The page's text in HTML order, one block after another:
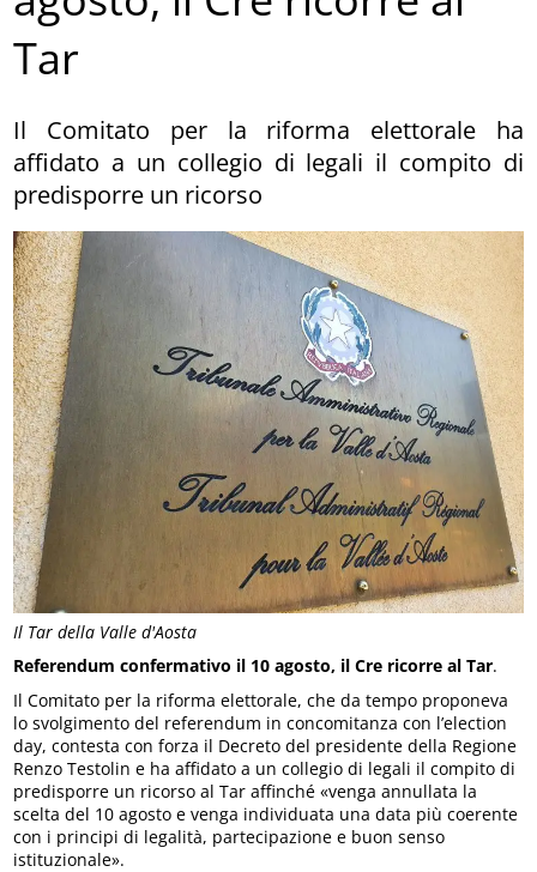
Il Tar della Valle d'Aosta
Tar
Il Comitato per la riforma elettorale ha
affidato a un collegio di legali il compito di
predisporre un ricorso
Referendum confermativo il 10 agosto, il Cre ricorre al Tar.
Il Comitato per la riforma elettorale, che da tempo proponeva
lo svolgimento del referendum in concomitanza con l’election
day, contesta con forza il Decreto del presidente della Regione
Renzo Testolin e ha affidato a un collegio di legali il compito di
predisporre un ricorso al Tar affinché «venga annullata la
scelta del 10 agosto e venga individuata una data più coerente
con i principi di legalità, partecipazione e buon senso
istituzionale».